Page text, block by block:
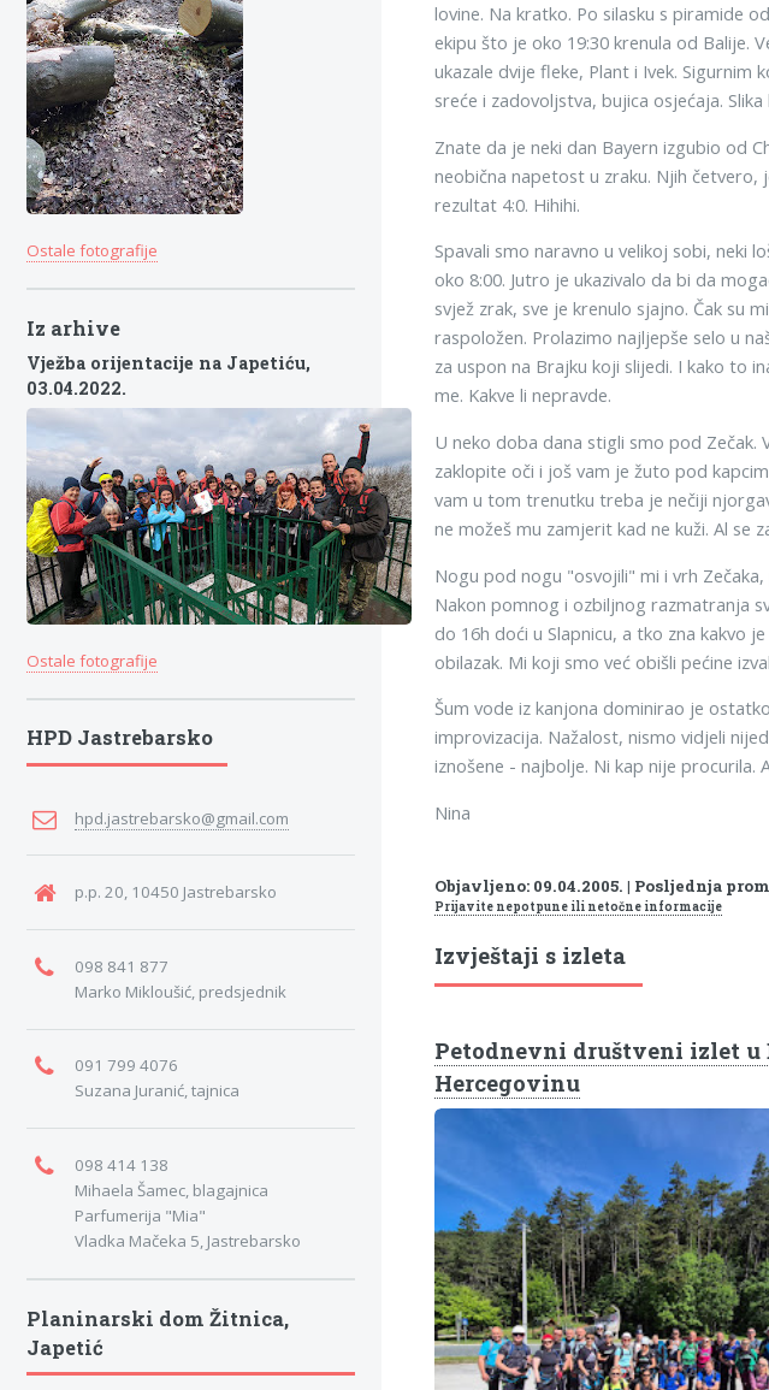
lovine. Na kratko. Po silasku s piramide
ekipu što je oko 19:30 krenula od Balije.
ukazale dvije fleke, Plant i Ivek.
sreće i zadovoljstva, bujica osjećaja.
Znate da je neki dan Bayern izgubio od
neobična napetost u zraku. Njih
rezultat 4:0. Hihihi.
Spavali smo naravno u velikoj sobi, neki
oko 8:00. Jutro je ukazivalo da bi da
svjež zrak, sve je krenulo sjajno. Čak su
raspoložen. Prolazimo najljepše selo u
za uspon na Brajku koji slijedi. I kako to
me. Kakve li nepravde.
U neko doba dana stigli smo pod Zečak.
zaklopite oči i još vam je žuto pod
vam u tom trenutku treba je nečiji
ne možeš mu zamjerit kad ne kuži. Al se
Nogu pod nogu "osvojili" mi i vrh
Nakon pomnog i ozbiljnog razmatranja
do 16h doći u Slapnicu, a tko zna kakvo
obilazak. Mi koji smo već obišli pećine
Šum vode iz kanjona dominirao je
improvizacija. Nažalost, nismo vidjeli
iznošene - najbolje. Ni kap nije procurila.
Nina
Objavljeno: 09.04.2005. | Posljednja
Prijavite nepotpune ili netočne informacije
Izvještaji s izleta
Petodnevni društveni izlet u
Hercegovinu
Ostale fotografije
Iz arhive
Vježba orijentacije na Japetiću,
03.04.2022.
Ostale fotografije
HPD Jastrebarsko
hpd.jastrebarsko@gmail.com
p.p. 20, 10450 Jastrebarsko
098 841 877
Marko Mikloušić, predsjednik
091 799 4076
Suzana Juranić, tajnica
098 414 138
Mihaela Šamec, blagajnica
Parfumerija "Mia"
Vladka Mačeka 5, Jastrebarsko
Planinarski dom Žitnica,
Japetić